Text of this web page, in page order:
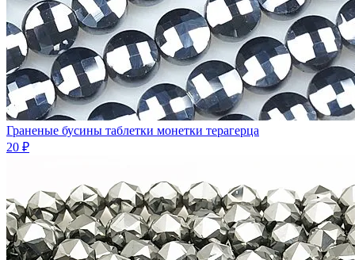
Граненые бусины таблетки монетки терагерца
20 ₽